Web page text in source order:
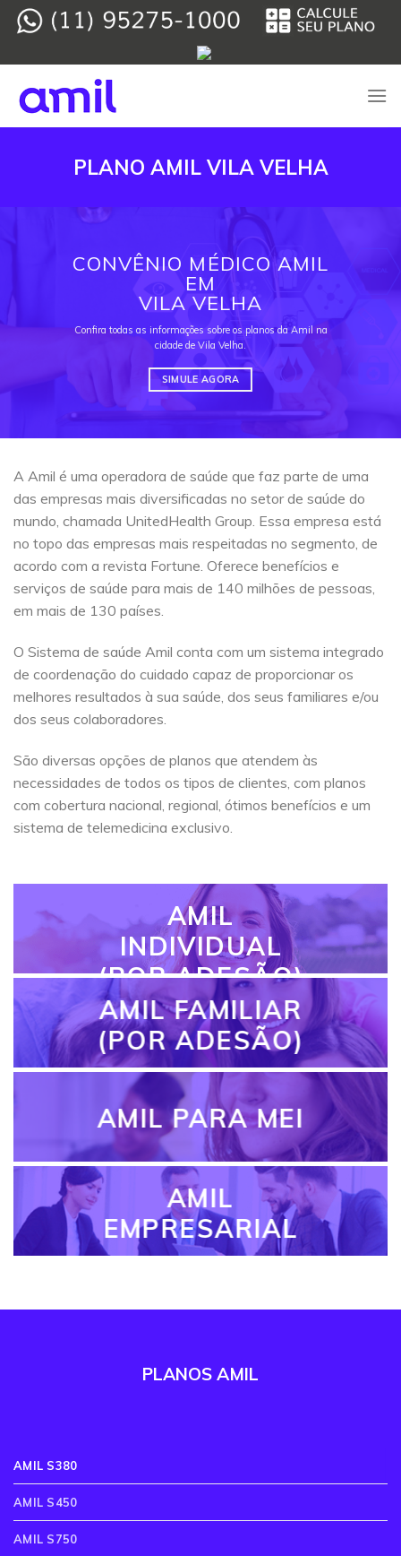
Skip
PLANO AMIL VILA VELHA
CONVÊNIO MÉDICO AMIL
EM
VILA VELHA
Confira todas as informações sobre os planos da Amil na
cidade de Vila Velha.
SIMULE AGORA
A Amil é uma operadora de saúde que faz parte de uma
das empresas mais diversificadas no setor de saúde do
mundo, chamada UnitedHealth Group. Essa empresa está
no topo das empresas mais respeitadas no segmento, de
acordo com a revista Fortune. Oferece benefícios e
serviços de saúde para mais de 140 milhões de pessoas,
em mais de 130 países.
O Sistema de saúde Amil conta com um sistema integrado
de coordenação do cuidado capaz de proporcionar os
melhores resultados à sua saúde, dos seus familiares e/ou
dos seus colaboradores.
São diversas opções de planos que atendem às
necessidades de todos os tipos de clientes, com planos
com cobertura nacional, regional, ótimos benefícios e um
sistema de telemedicina exclusivo.
AMIL
INDIVIDUAL
(POR ADESÃO)
AMIL FAMILIAR
(POR ADESÃO)
AMIL PARA MEI
AMIL
EMPRESARIAL
PLANOS AMIL
AMIL S380
AMIL S450
AMIL S750